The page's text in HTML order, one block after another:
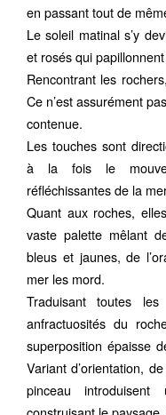
en passant tout de
Le soleil matinal s’y
et rosés qui
Rencontrant les
Ce n’est assurément
contenue.
Les touches sont
à la fois le
réfléchissantes de la
Quant aux roches,
vaste palette mêlant
bleus et jaunes, de
mer les mord.
Traduisant toutes
anfractuosités du
superposition épaisse
Variant d’orientation,
pinceau